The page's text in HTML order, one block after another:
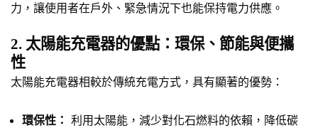
力，讓使用者在戶外、緊急情況下也能保持電力供應。
2. 太陽能充電器的優點：環保、節能與便攜
性
太陽能充電器相較於傳統充電方式，具有顯著的優勢：
環保性： 利用太陽能，減少對化石燃料的依賴，降低碳